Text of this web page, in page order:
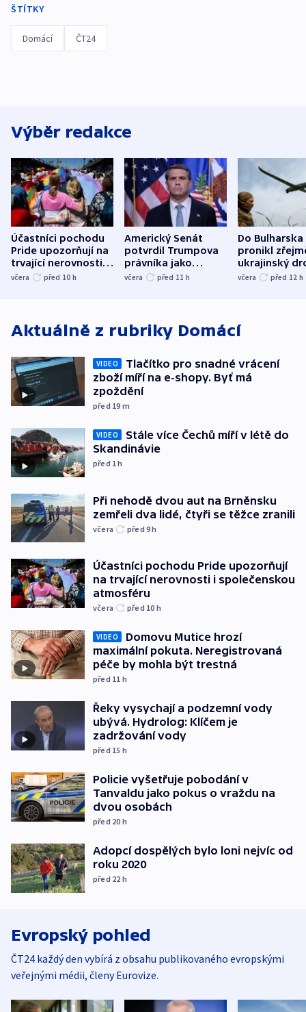
ŠTÍTKY
Domácí ČT24
Výběr redakce
Účastníci pochodu
Pride upozorňují na
trvající nerovnosti i
společenskou
včera před 10 h
Americký Senát
potvrdil Trumpova
právníka jako
ministra
včera před 11 h
Do Bulharska
pronikl
ukrajinský
explodoval
včera před 12 h
Aktuálně z rubriky Domácí
VIDEO
Tlačítko pro snadné vrácení
zboží míří na e-shopy. Byť má
zpoždění
před 19 m
VIDEO
Stále více Čechů míří v létě do
Skandinávie
před 1h
Při nehodě dvou aut na Brněnsku
zemřeli dva lidé, čtyři se těžce zranili
včera před 9h
Účastníci pochodu Pride upozorňují
na trvající nerovnosti i společenskou
atmosféru
včera před 10 h
VIDEO
Domovu Mutice hrozí
maximální pokuta. Neregistrovaná
péče by mohla být trestná
před 11 h
Řeky vysychají a podzemní vody
ubývá. Hydrolog: Klíčem je
zadržování vody
před 15 h
Policie vyšetřuje pobodání v
Tanvaldu jako pokus o vraždu na
dvou osobách
před 20 h
Adopcí dospělých bylo loni nejvíc od
roku 2020
před 22 h
Evropský pohled
ČT24 každý den vybírá z obsahu publikovaného evropskými
veřejnými médii, členy Eurovize.